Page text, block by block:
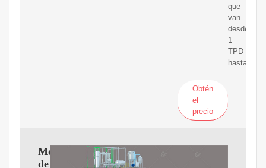
que
van
desde
1
TPD
hasta
Obtén
el
precio
Monografia
de